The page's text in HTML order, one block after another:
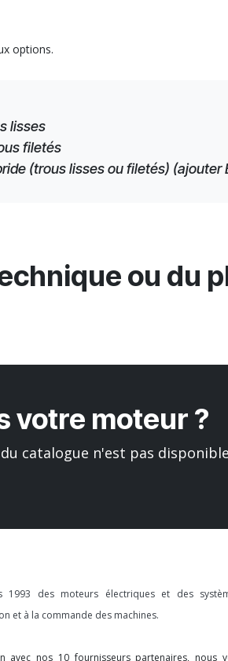
options.
lisses
filetés
(trous lisses ou filetés) (ajouter
ou du
votre moteur ?
catalogue n'est pas
1993 des moteurs électriques et des
et à la commande des machines.
avec nos 10 fournisseurs partenaires, nous